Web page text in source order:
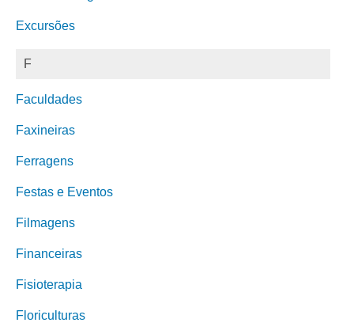
Excursões
F
Faculdades
Faxineiras
Ferragens
Festas e Eventos
Filmagens
Financeiras
Fisioterapia
Floriculturas